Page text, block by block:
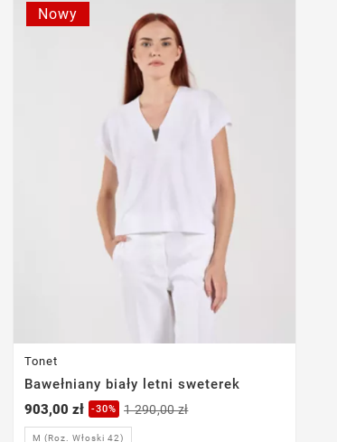
Nowy
Tonet
Bawełniany biały letni sweterek
903,00 zł
-30% 1 290,00 zł
M (Roz. Włoski 42)